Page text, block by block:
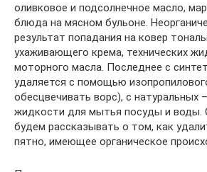
оливковое и подсолнечное масло,
блюда на мясном бульоне.
результат попадания на ковер
ухаживающего крема, технических
моторного масла. Последнее с
удаляется с помощью
обесцвечивать ворс), с
жидкости для мытья посуды и воды.
будем рассказывать о том, как
пятно, имеющее органическое